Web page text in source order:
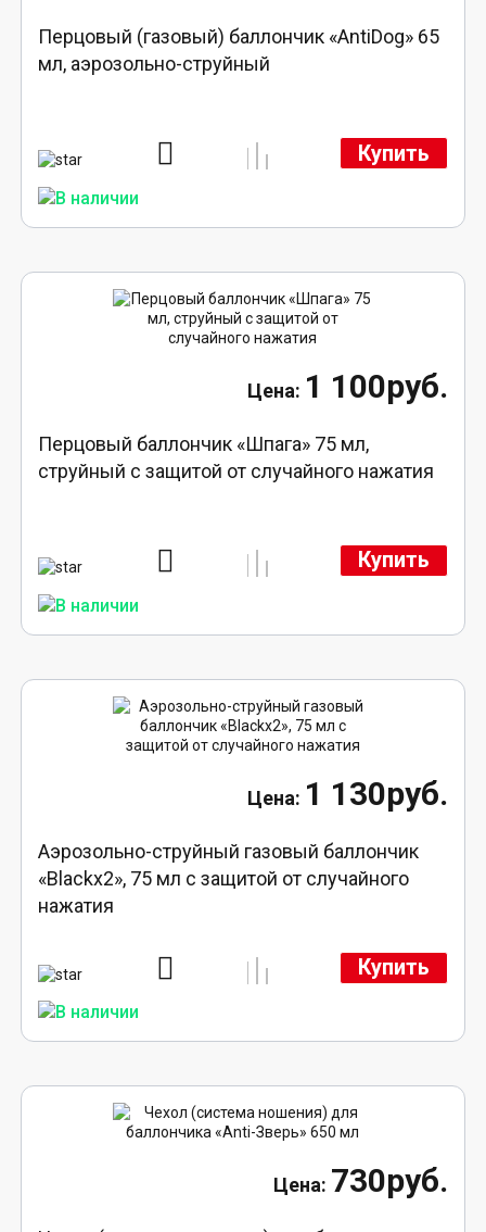
Перцовый (газовый) баллончик «AntiDog» 65
мл, аэрозольно-струйный
Купить
1 100руб.
Перцовый баллончик «Шпага» 75 мл,
струйный с защитой от случайного нажатия
Купить
1 130руб.
Аэрозольно-струйный газовый баллончик
«Blackx2», 75 мл с защитой от случайного
нажатия
Купить
730руб.